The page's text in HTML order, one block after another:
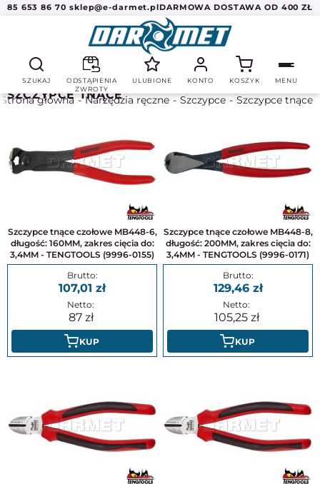
85 653 86 70 sklep@e-darmet.plDARMOWA DOSTAWA OD 400 ZŁ
SZUKAJ
ODSTĄPIENIA
ZWROTY
ULUBIONE KONTO KOSZYK MENU
Strona główna Narzędzia ręczne Szczypce Szczypce tnące
SZCZYPCE TNĄCE
Szczypce tnące czołowe MB448-6,
długość: 160MM, zakres cięcia do:
3,4MM - TENGTOOLS (9996-0155)
107,01
87
KUP
Szczypce tnące czołowe MB448-8,
długość: 200MM, zakres cięcia do:
3,4MM - TENGTOOLS (9996-0171)
129,46
105,25
KUP